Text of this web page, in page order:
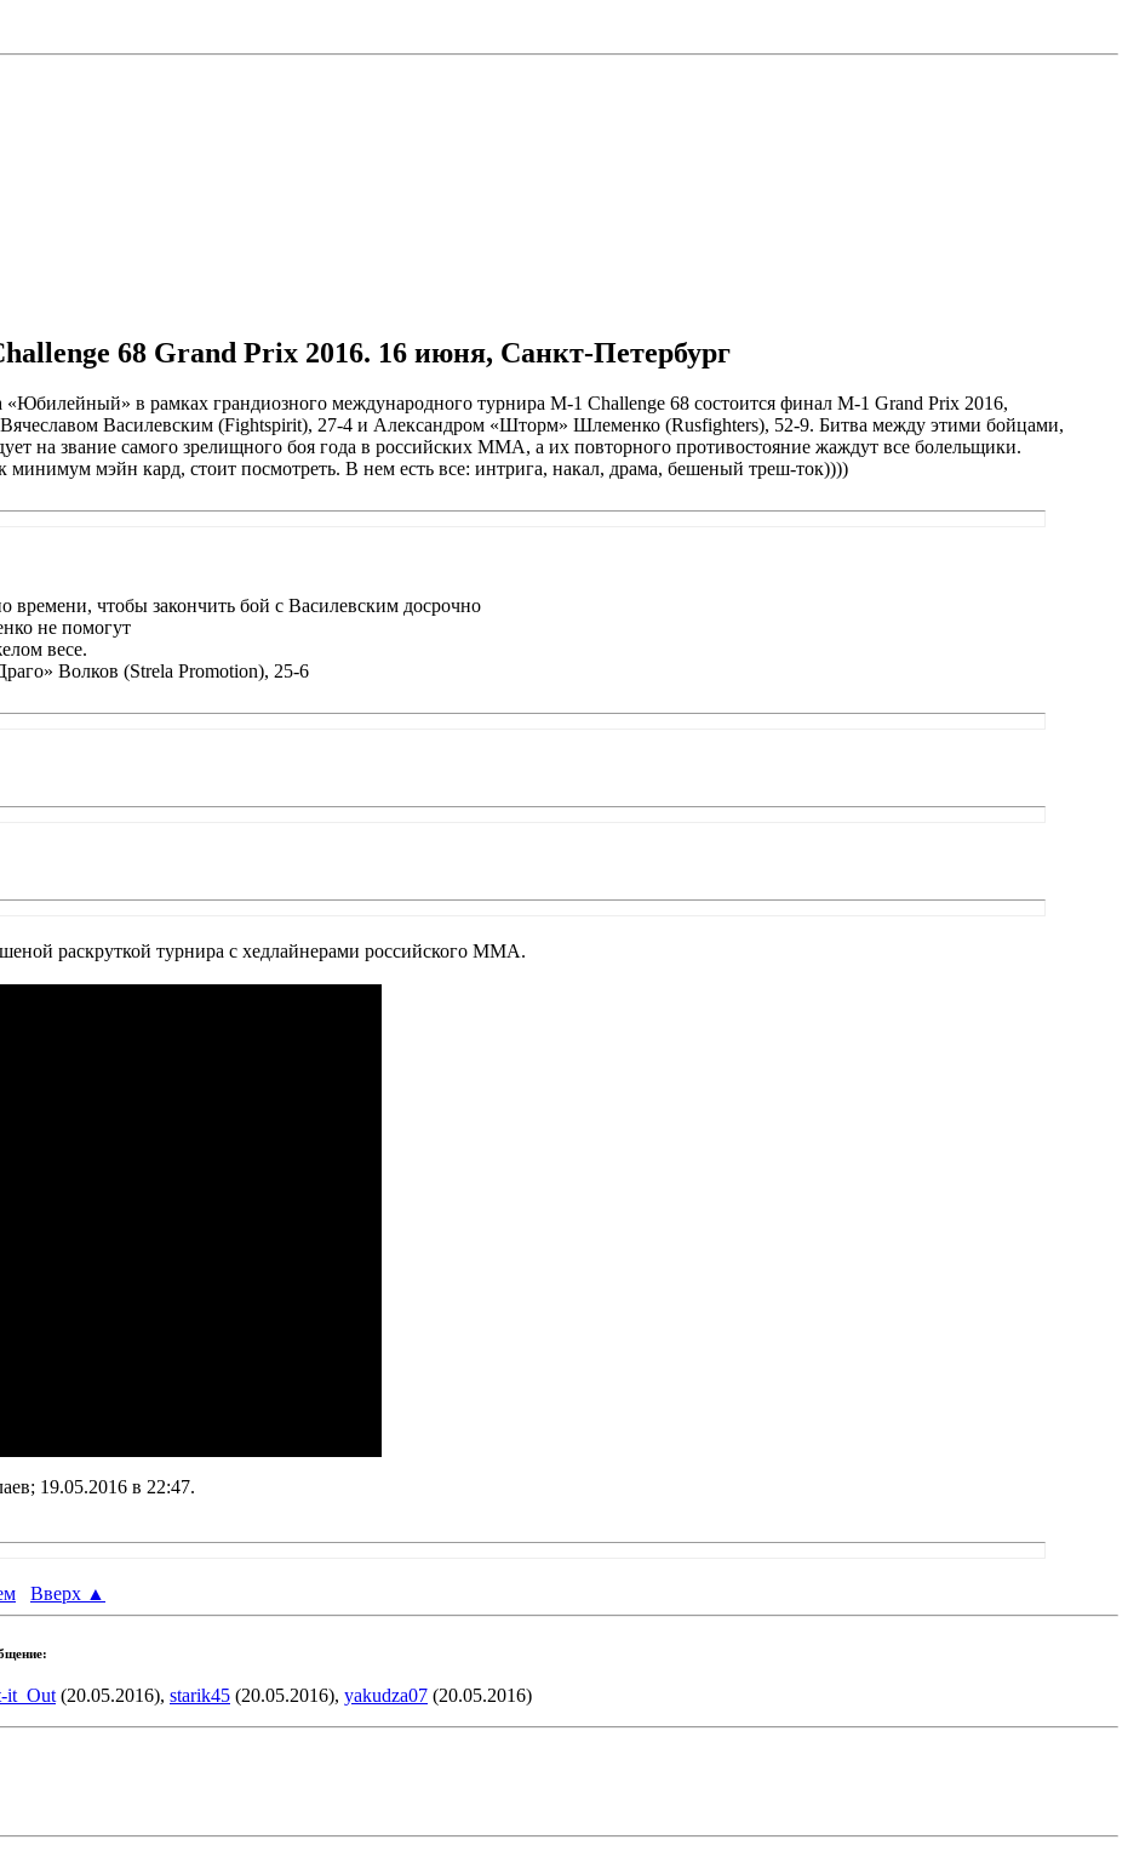
68 Grand Prix 2016. 16 июня, Санкт-Петербург
в рамках грандиозного международного турнира M-1 Challenge 68 состоится финал M-1 Grand Prix 2016,
Василевским (Fightspirit), 27-4 и Александром «Шторм» Шлеменко (Rusfighters), 52-9. Битва между этими бойцами,
на звание самого зрелищного боя года в российских MMA, а их повторного противостояние жаждут все болельщики.
минимум мэйн кард, стоит посмотреть. В нем есть все: интрига, накал, драма, бешеный треш-ток))))
времени, чтобы закончить бой с Василевским досрочно
не помогут
весе.
Волков (Strela Promotion), 25-6
раскруткой турнира с хедлайнерами российского ММА.
19.05.2016 в 22:47.
Вверх ▲
it_Out (20.05.2016), starik45 (20.05.2016), yakudza07 (20.05.2016)